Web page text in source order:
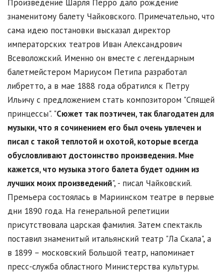
Произведение Шарля Перро дало рождение
знаменитому балету Чайковского. Примечательно, что
сама идею постановки высказал директор
императорских театров Иван Александрович
Всеволожский. Именно он вместе с легендарным
балетмейстером Мариусом Петипа разработал
либретто, а в мае 1888 года обратился к Петру
Ильичу с предложением стать композитором "Спящей
принцессы". "Сюжет так поэтичен, так благодатен для
музыки, что я сочинением его был очень увлечен и
писал с такой теплотой и охотой, которые всегда
обусловливают достоинство произведения. Мне
кажется, что музыка этого балета будет одним из
лучших моих произведений", - писал Чайковский.
Премьера состоялась в Мариинском театре в первые
дни 1890 года. На генеральной репетиции
присутствовала царская фамилия. Затем спектакль
поставил знаменитый итальянский театр "Ла Скала", а
в 1899 – московский Большой театр, напоминает
пресс-служба областного Министерства культуры.